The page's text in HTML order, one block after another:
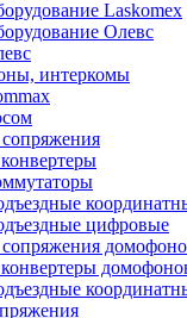
Laskomex
Олевс
интеркомы
цифровые